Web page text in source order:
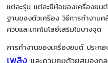
แต่ละรุ่น แต่ละยี่ห้อของเครื่องยน
ฐานของตัวเครื่อง วิธีการทำงา
ควบและเทคโนโลยีเสริมในบางจุด
การทำงานของเครื่องยนต์ ประก
เพลิง และควบคุมด้วยสมองก